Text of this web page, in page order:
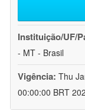
Instituição/UF/
- MT - Brasil
Vigência: Thu
00:00:00 BRT